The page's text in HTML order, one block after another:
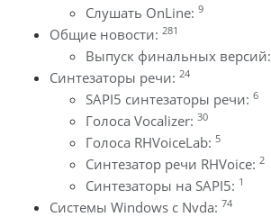
Слушать OnLine: 9
Общие новости: 281
Выпуск финальных версий:
Синтезаторы речи: 24
SAPI5 синтезаторы речи: 6
Голоса Vocalizer: 30
Голоса RHVoiceLab: 5
Синтезатор речи RHVoice: 2
Синтезаторы на SAPI5: 1
Системы Windows с Nvda: 74